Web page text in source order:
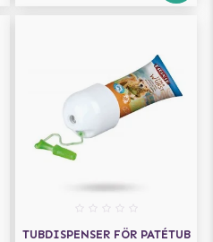
TUBDISPENSER FÖR PATÉTUB